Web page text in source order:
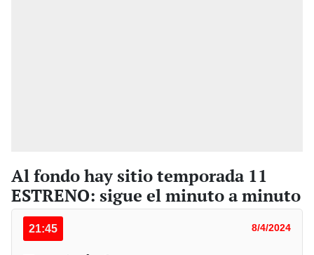
Al fondo hay sitio temporada 11
ESTRENO: sigue el minuto a minuto
21:45 8/4/2024